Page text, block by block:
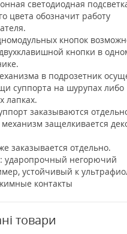
светодиодная
цвета обозначит работу
кнопок
кнопки в
в подрозетник
суппорта на шурупах либо
лапках.
заказываются
защелкивается
заказывается отдельно.
ударопрочный негорючий
устойчивый к
контакты
товари